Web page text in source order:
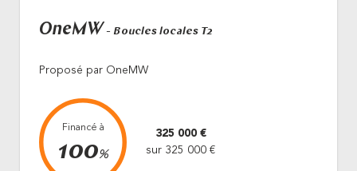
OneMW - Boucles locales T2
Proposé par OneMW
Financé à
100%
325 000 €
sur 325 000 €